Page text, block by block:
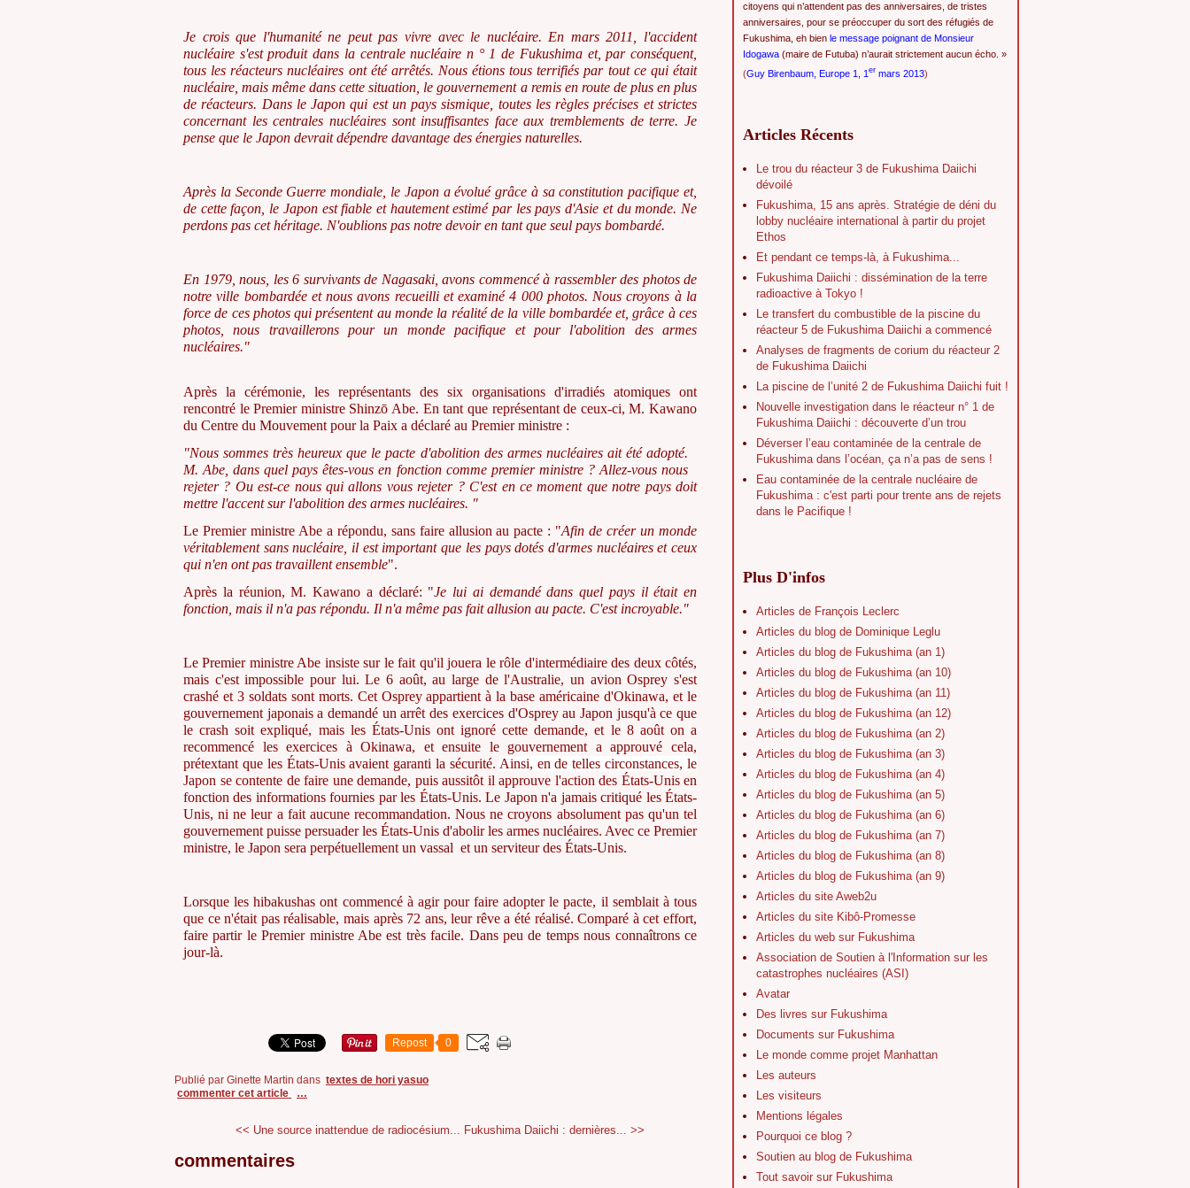
Je crois que l'humanité ne peut pas vivre avec le nucléaire. En mars 2011, l'accident
nucléaire s'est produit dans la centrale nucléaire n ° 1 de Fukushima et, par conséquent,
tous les réacteurs nucléaires ont été arrêtés. Nous étions tous terrifiés par tout ce qui était
nucléaire, mais même dans cette situation, le gouvernement a remis en route de plus en plus
de réacteurs. Dans le Japon qui est un pays sismique, toutes les règles précises et strictes
concernant les centrales nucléaires sont insuffisantes face aux tremblements de terre. Je
pense que le Japon devrait dépendre davantage des énergies naturelles.
Après la Seconde Guerre mondiale, le Japon a évolué grâce à sa constitution pacifique et,
de cette façon, le Japon est fiable et hautement estimé par les pays d'Asie et du monde. Ne
perdons pas cet héritage. N'oublions pas notre devoir en tant que seul pays bombardé.
En 1979, nous, les 6 survivants de Nagasaki, avons commencé à rassembler des photos de
notre ville bombardée et nous avons recueilli et examiné 4 000 photos. Nous croyons à la
force de ces photos qui présentent au monde la réalité de la ville bombardée et, grâce à ces
photos, nous travaillerons pour un monde pacifique et pour l'abolition des armes
nucléaires."
Après la cérémonie, les représentants des six organisations d'irradiés atomiques ont
rencontré le Premier ministre Shinzō Abe. En tant que représentant de ceux-ci, M. Kawano
du Centre du Mouvement pour la Paix a déclaré au Premier ministre :
"Nous sommes très heureux que le pacte d'abolition des armes nucléaires ait été adopté.
M. Abe, dans quel pays êtes-vous en fonction comme premier ministre ? Allez-vous nous
rejeter ? Ou est-ce nous qui allons vousrejeter ? C'est en ce moment que notre pays doit
mettre l'accent sur l'abolition des armes nucléaires. "
Le Premier ministre Abe a répondu, sans faire allusion au pacte : "Afin de créer un monde
véritablement sans nucléaire, il est important que les pays dotés d'armes nucléaires et ceux
qui n'en ont pas travaillent ensemble".
Après la réunion, M. Kawano a déclaré: "Je lui ai demandé dans quel pays il était en
fonction, mais il n'a pas répondu. Il n'a même pas fait allusion au pacte. C'est incroyable."
Le Premier ministre Abe insiste sur le fait qu'il jouera le rôle d'intermédiaire des deux côtés,
mais c'est impossible pour lui. Le 6 août, au large de l'Australie, un avion Osprey s'est
crashé et 3 soldats sont morts. Cet Osprey appartient à la base américaine d'Okinawa, et le
gouvernement japonais a demandé un arrêt des exercices d'Osprey au Japon jusqu'à ce que
le crash soit expliqué, mais les États-Unis ont ignoré cette demande, et le 8 août on a
recommencé les exercices à Okinawa, et ensuite le gouvernement a approuvé cela,
prétextant que les États-Unis avaient garanti la sécurité. Ainsi, en de telles circonstances, le
Japon secontente de faire une demande, puis aussitôt il approuve l'action des États-Unis en
fonction des informations fournies par les États-Unis. Le Japon n'a jamais critiqué les États-
Unis, ni ne leur a fait aucune recommandation. Nous ne croyons absolument pas qu'un tel
gouvernement puisse persuader les États-Unis d'abolir les armes nucléaires. Avec ce Premier
ministre, le Japon sera perpétuellement un vassal et un serviteur des États-Unis.
Lorsque les hibakushas ont commencé à agir pour faire adopter le pacte, il semblait à tous
que ce n'était pas réalisable, mais après 72 ans, leur rêve a été réalisé. Comparé à cet effort,
faire partir le Premier ministre Abe est très facile. Dans peu de temps nous connaîtrons ce
jour-là.
Repost 0
Publié par Ginette Martin dans textes de hori yasuo
commenter cet article
…
<< Une source inattendue de radiocésium... Fukushima Daiichi : dernières... >>
commentaires
citoyens qui n’attendent pas des anniversaires, de tristes
anniversaires, pour se préoccuper du sort des réfugiés de
Fukushima, eh bien le message poignant de Monsieur
Idogawa (maire de Futuba) n’aurait strictement aucun écho. »
(Guy Birenbaum, Europe 1, 1 er mars 2013)
Articles Récents
Le trou du réacteur 3 de Fukushima Daiichi
dévoilé
Fukushima, 15 ans après. Stratégie de déni du
lobby nucléaire international à partir du projet
Ethos
Et pendant ce temps-là, à Fukushima...
Fukushima Daiichi : dissémination de la terre
radioactive à Tokyo !
Le transfert du combustible de la piscine du
réacteur 5 de Fukushima Daiichi a commencé
Analyses de fragments de corium du réacteur 2
de Fukushima Daiichi
La piscine de l’unité 2 de Fukushima Daiichi fuit !
Nouvelle investigation dans le réacteur n° 1 de
Fukushima Daiichi : découverte d’un trou
Déverser l’eau contaminée de la centrale de
Fukushima dans l’océan, ça n’a pas de sens !
Eau contaminée de la centrale nucléaire de
Fukushima : c'est parti pour trente ans de rejets
dans le Pacifique !
Plus D'infos
Articles de François Leclerc
Articles du blog de Dominique Leglu
Articles du blog de Fukushima (an 1)
Articles du blog de Fukushima (an 10)
Articles du blog de Fukushima (an 11)
Articles du blog de Fukushima (an 12)
Articles du blog de Fukushima (an 2)
Articles du blog de Fukushima (an 3)
Articles du blog de Fukushima (an 4)
Articles du blog de Fukushima (an 5)
Articles du blog de Fukushima (an 6)
Articles du blog de Fukushima (an 7)
Articles du blog de Fukushima (an 8)
Articles du blog de Fukushima (an 9)
Articles du site Aweb2u
Articles du site Kibô-Promesse
Articles du web sur Fukushima
Association de Soutien à l'Information sur les
catastrophes nucléaires (ASI)
Avatar
Des livres sur Fukushima
Documents sur Fukushima
Le monde comme projet Manhattan
Les auteurs
Les visiteurs
Mentions légales
Pourquoi ce blog ?
Soutien au blog de Fukushima
Tout savoir sur Fukushima